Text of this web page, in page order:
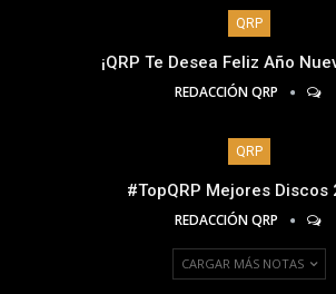
QRP
¡QRP Te Desea Feliz Año
REDACCIÓN QRP
QRP
#TopQRP Mejores Discos
REDACCIÓN QRP
CARGAR MÁS NOTAS